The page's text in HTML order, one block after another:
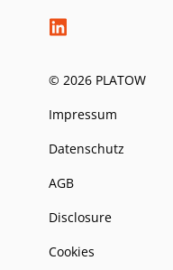
© 2026 PLATOW
Impressum
Datenschutz
AGB
Disclosure
Cookies